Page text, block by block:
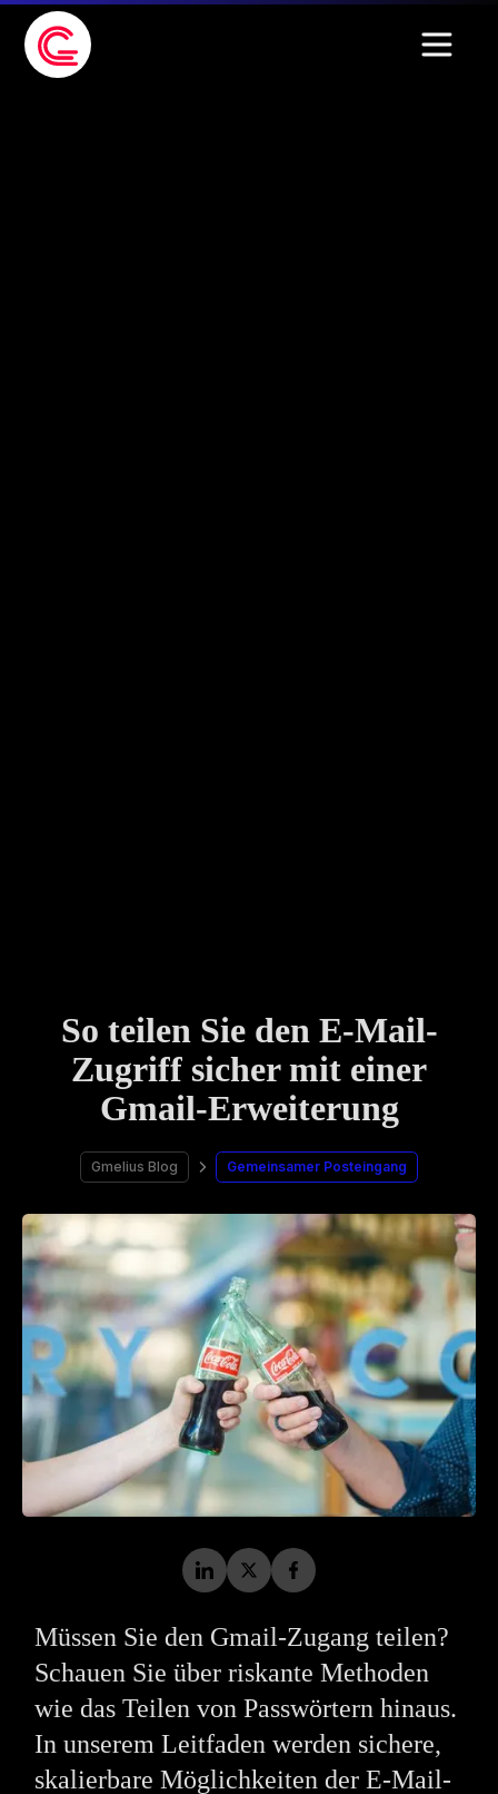
So teilen Sie den E-Mail-
Zugriff sicher mit einer
Gmail-Erweiterung
Gmelius Blog Gemeinsamer Posteingang
Müssen Sie den Gmail-Zugang teilen?
Schauen Sie über riskante Methoden
wie das Teilen von Passwörtern hinaus.
In unserem Leitfaden werden sichere,
skalierbare Möglichkeiten der E-Mail-